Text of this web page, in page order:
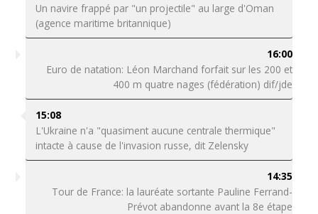
Un navire frappé par "un projectile" au large d'Oman
(agence maritime britannique)
16:00
Euro de natation: Léon Marchand forfait sur les 200 et
400 m quatre nages (fédération) dif/jde
15:08
L'Ukraine n'a "quasiment aucune centrale thermique"
intacte à cause de l'invasion russe, dit Zelensky
14:35
Tour de France: la lauréate sortante Pauline Ferrand-
Prévot abandonne avant la 8e étape